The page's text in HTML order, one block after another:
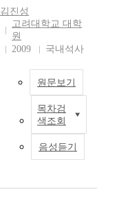
김진성
고려대학교 대학
원
2009
국내석사
원문보기
목차검
색조회
음성듣기